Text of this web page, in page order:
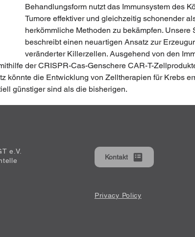
Behandlungsform nutzt das Immunsystem des
Tumore effektiver und gleichzeitig schonender
herkömmliche Methoden zu bekämpfen. Unsere
beschreibt einen neuartigen Ansatz zur
veränderter Killerzellen. Ausgehend von den
der CRISPR-Cas-Genschere CAR-T-
könnte die Entwicklung von Zelltherapien für Krebs
günstiger sind als die bisherigen.
e.V.
Kontakt
Privacy Policy